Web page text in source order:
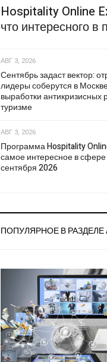
Hospitality Online
что интересного в
АВГ 3, 2026
Сентябрь задаст вектор:
лидеры соберутся в
выработки антикризисных
туризме
АВГ 3, 2026
Программа Hospitality
самое интересное в сфере
сентября 2026
ПОПУЛЯРНОЕ В